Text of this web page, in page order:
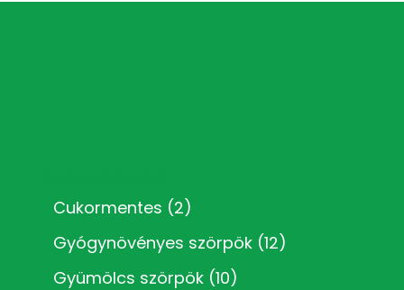
Cukormentes (2)
Gyógynövényes szörpök (12)
Gyümölcs szörpök (10)